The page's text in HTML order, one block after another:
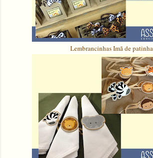
Lembrancinhas Imã de patinha